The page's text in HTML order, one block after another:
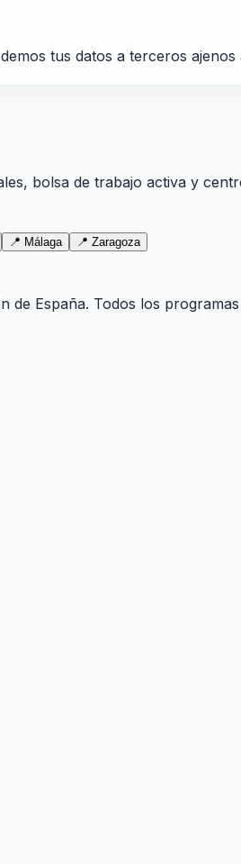
tus datos a terceros
bolsa de trabajo activa y
📍 Málaga 📍 Zaragoza
de España. Todos los